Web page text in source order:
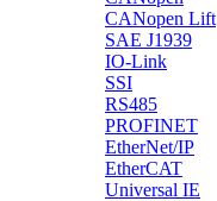
CANopen Lift
SAE J1939
IO-Link
SSI
RS485
PROFINET
EtherNet/IP
EtherCAT
Universal IE